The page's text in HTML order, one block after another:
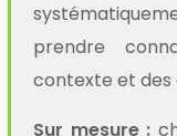
prendre
contexte et
Sur mesure :